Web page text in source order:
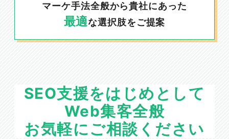
マーケ手法全般から貴社にあった
最適な選択肢をご提案
SEO支援をはじめとして
Web集客全般
お気軽にご相談ください